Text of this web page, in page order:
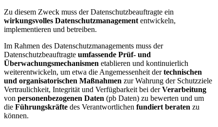
Zu diesem Zweck muss der Datenschutzbeauftragte ein
wirkungsvolles Datenschutzmanagement entwickeln,
implementieren und betreiben.
Im Rahmen des Datenschutzmanagements muss der
Datenschutzbeauftragte umfassende Prüf- und
Überwachungsmechanismen etablieren und kontinuierlich
weiterentwickeln, um etwa die Angemessenheit dertechnischen
und organisatorischen Maßnahmen zur Wahrung der Schutzziele
Vertraulichkeit, Integrität und Verfügbarkeit bei derVerarbeitung
von personenbezogenen Daten (pb Daten) zu bewerten und um
die Führungskräfte des Verantwortlichen fundiert beraten zu
können.